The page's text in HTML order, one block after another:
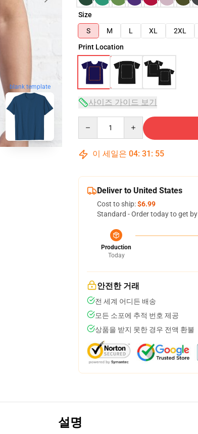
blank template
Size
S
M L XL 2XL
Print Location
사이즈 가이드 보기
이 세일은 04: 31 : 54
Deliver to United States
Cost to ship:$6.99
Standard - Order today to get by
Production
Today
안전한 거래
전 세계 어디든 배송
모든 소포에 추적 번호 제공
상품을 받지 못한 경우 전액 환불
설명